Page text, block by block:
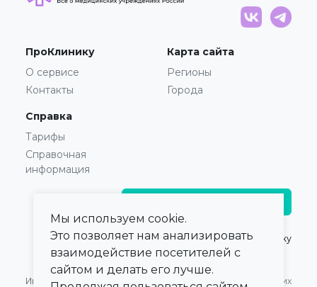
ПроКлинику
О сервисе
Контакты
Карта сайта
Регионы
Города
Справка
Тарифы
Справочная
информация
© 2021 — 2026,ПроКлинику
Информация, Оферта для Юридических
Мы используем cookie.
Это позволяет нам анализировать
взаимодействие посетителей с
сайтом и делать его лучше.